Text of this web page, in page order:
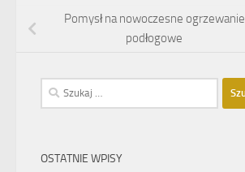
Pomysł na nowoczesne ogrzewanie
podłogowe
Szukaj:
OSTATNIE WPISY